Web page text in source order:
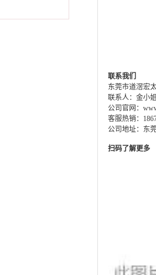
联系我们
东莞市道滘宏
联系人：金小
公司官网：
客服热销：
公司地址：
扫码了解更多